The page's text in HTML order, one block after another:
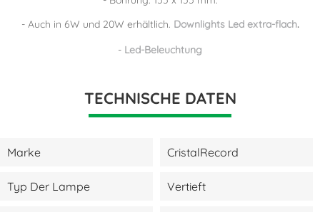
- Auch in 6W und 20W erhältlich. Downlights Led extra-flach.
- Led-Beleuchtung
TECHNISCHE DATEN
Marke CristalRecord
Typ Der Lampe Vertieft